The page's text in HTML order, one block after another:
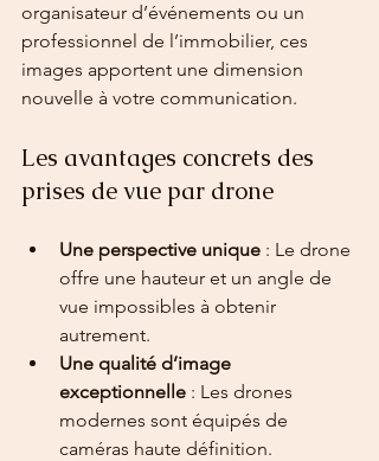
organisateur d’événements ou un
professionnel de l’immobilier, ces
images apportent une dimension
nouvelle à votre communication.
Les avantages concrets des
prises de vue par drone
Une perspective unique : Le drone
offre une hauteur et un angle de
vue impossibles à obtenir
autrement.
Une qualité d’image
exceptionnelle : Les drones
modernes sont équipés de
caméras haute définition.